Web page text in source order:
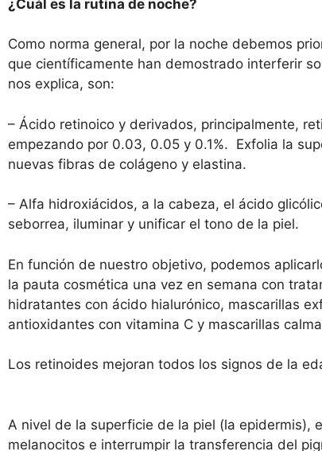
¿Cuál es la rutina de noche?
Como norma general, por la noche debemos
que científicamente han demostrado interferir
nos explica, son:
– Ácido retinoico y derivados, principalmente,
empezando por 0.03, 0.05 y 0.1%. Exfolia la
nuevas fibras de colágeno y elastina.
– Alfa hidroxiácidos, a la cabeza, el ácido
seborrea, iluminar y unificar el tono de la piel.
En función de nuestro objetivo, podemos
la pauta cosmética una vez en semana con
hidratantes con ácido hialurónico, mascarillas
antioxidantes con vitamina C y mascarillas
Los retinoides mejoran todos los signos de la
A nivel de la superficie de la piel (la epidermis),
melanocitos e interrumpir la transferencia del